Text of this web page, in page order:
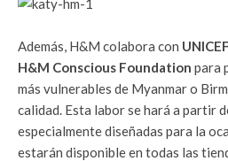
Además, H&M colabora con UNICEF
H&M Conscious Foundation para
más vulnerables de Myanmar o
calidad. Esta labor se hará a partir
especialmente diseñadas para la
estarán disponible en todas las